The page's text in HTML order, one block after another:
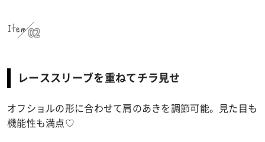
Item 02
レーススリーブを重ねてチラ見せ
オフショルの形に合わせて肩のあきを調節可能。見た目も
機能性も満点♡